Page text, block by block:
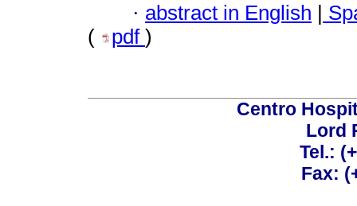
· abstract in English |
(
pdf )
Centro
Lord
Tel.:
Fax: